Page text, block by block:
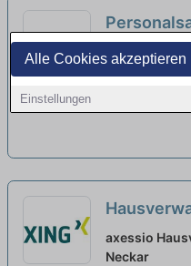
Alle Cookies akzeptieren
Einstellungen
(m/w/d) in
Max-Planck-
öffentliches
Teilzeit/
axessio
Neckar